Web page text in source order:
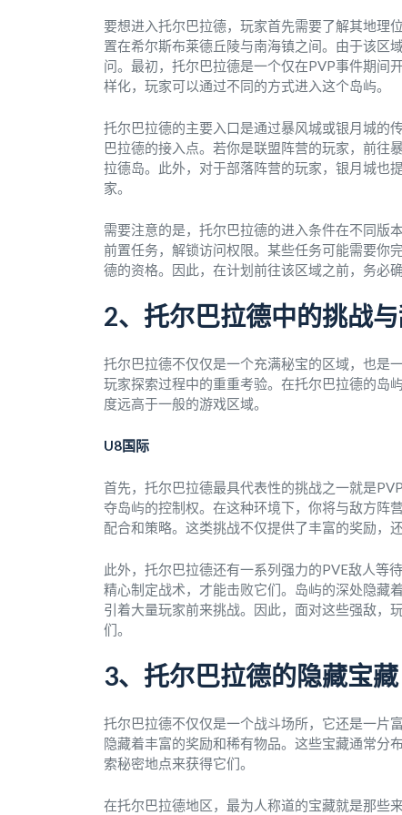
要想进入托尔巴拉德，玩家首先需要了解其地理
置在希尔斯布莱德丘陵与南海镇之间。由于该区
问。最初，托尔巴拉德是一个仅在PVP事件期间
样化，玩家可以通过不同的方式进入这个岛屿。
托尔巴拉德的主要入口是通过暴风城或银月城的
巴拉德的接入点。若你是联盟阵营的玩家，前往
拉德岛。此外，对于部落阵营的玩家，银月城也
家。
需要注意的是，托尔巴拉德的进入条件在不同版
前置任务，解锁访问权限。某些任务可能需要你
德的资格。因此，在计划前往该区域之前，务必
2、托尔巴拉德中的挑战
托尔巴拉德不仅仅是一个充满秘宝的区域，也是
玩家探索过程中的重重考验。在托尔巴拉德的岛
度远高于一般的游戏区域。
U8国际
首先，托尔巴拉德最具代表性的挑战之一就是
夺岛屿的控制权。在这种环境下，你将与敌方阵
配合和策略。这类挑战不仅提供了丰富的奖励，
此外，托尔巴拉德还有一系列强力的PVE敌人等
精心制定战术，才能击败它们。岛屿的深处隐藏
引着大量玩家前来挑战。因此，面对这些强敌，
们。
3、托尔巴拉德的隐藏宝藏
托尔巴拉德不仅仅是一个战斗场所，它还是一片
隐藏着丰富的奖励和稀有物品。这些宝藏通常分
索秘密地点来获得它们。
在托尔巴拉德地区，最为人称道的宝藏就是那些